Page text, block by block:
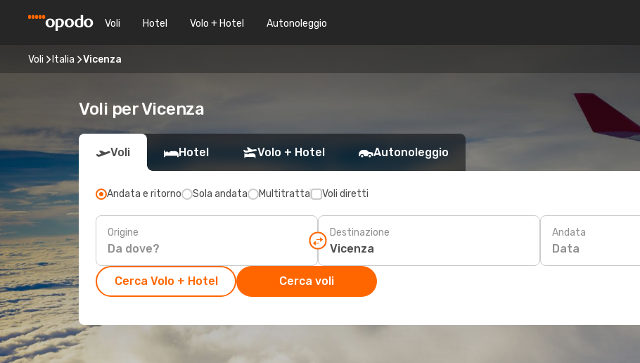
Voli Hotel Volo + Hotel Autonoleggio
Voli Italia Vicenza
Voli per Vicenza
Voli Hotel Volo + Hotel Autonoleggio
Andata e ritorno Sola andata Multitratta Voli diretti
Origine Destinazione Andata
Data
Cerca Volo + Hotel Cerca voli